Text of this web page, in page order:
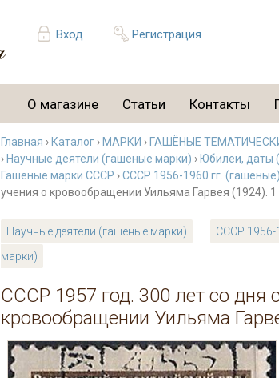
Вход Регистрация
О магазине Статьи Контакты
Главная › Каталог › МАРКИ › ГАШЁНЫЕ
› Научные деятели (гашеные марки) › Юбилеи, даты
Гашеные марки СССР ›СССР 1956-1960 гг. (гашеные)
учения о кровообращении Уильяма Гарвея (1924).
Научные деятели (гашеные марки) СССР 1956-
марки)
СССР 1957 год. 300 лет со дня
кровообращении Уильяма